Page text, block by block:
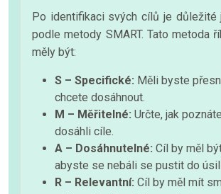
Po identifikaci svých cílů je důležité
podle metody SMART. Tato metoda
měly být:
S – Specifické: Měli byste
chcete dosáhnout.
M – Měřitelné: Určte, jak
dosáhli cíle.
A – Dosáhnutelné: Cíl by měl
abyste se nebáli se pustit do
R – Relevantní: Cíl by měl mít